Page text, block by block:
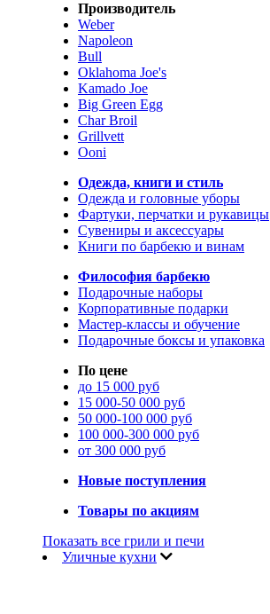
Производитель
Weber
Napoleon
Bull
Oklahoma Joe's
Kamado Joe
Big Green Egg
Char Broil
Grillvett
Ooni
Одежда, книги и стиль
Одежда и головные уборы
Фартуки, перчатки и рукавицы
Сувениры и аксессуары
Книги по барбекю и винам
Философия барбекю
Подарочные наборы
Корпоративные подарки
Мастер-классы и обучение
Подарочные боксы и упаковка
По цене
до 15 000 руб
15 000-50 000 руб
50 000-100 000 руб
100 000-300 000 руб
от 300 000 руб
Новые поступления
Товары по акциям
Показать все грили и печи
Уличные кухни